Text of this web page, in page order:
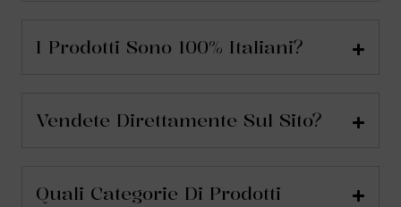
I Prodotti Sono 100% Italiani?
Vendete Direttamente Sul Sito?
Quali Categorie Di Prodotti